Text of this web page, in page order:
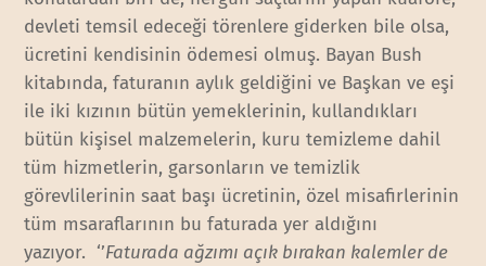
devleti temsil edeceği törenlere giderken bile olsa,
ücretini kendisinin ödemesi olmuş. Bayan Bush
kitabında, faturanın aylık geldiğini ve Başkan ve eşi
ile iki kızının bütün yemeklerinin, kullandıkları
bütün kişisel malzemelerin, kuru temizleme dahil
tüm hizmetlerin, garsonların ve temizlik
görevlilerinin saat başı ücretinin, özel misafirlerinin
tüm msaraflarının bu faturada yer aldığını
yazıyor. ‘’Faturada ağzımı açık bırakan kalemler de